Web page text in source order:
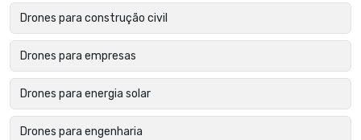
Drones para construção civil
Drones para empresas
Drones para energia solar
Drones para engenharia